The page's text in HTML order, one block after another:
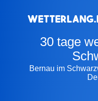
30 tage wetter Bernau im
Bernau im